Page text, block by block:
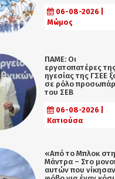
06-08-2026 |
Μώμος
ΠΑΜΕ: Οι
εργατοπατέρες
ηγεσίας της ΓΣΕΕ
σε ρόλο
του ΣΕΒ
06-08-2026 |
Κατιούσα
«Από το Μπλοκ στη
Μάντρα – Στο
αυτών που